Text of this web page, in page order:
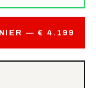
— € 4.199